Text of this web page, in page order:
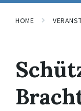
HOME